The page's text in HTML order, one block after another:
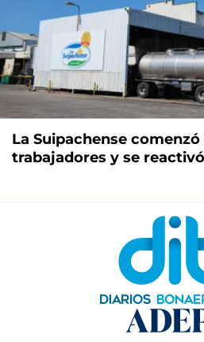
La Suipachense
trabajadores y se